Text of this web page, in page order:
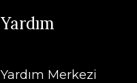
Yardım
Yardım Merkezi